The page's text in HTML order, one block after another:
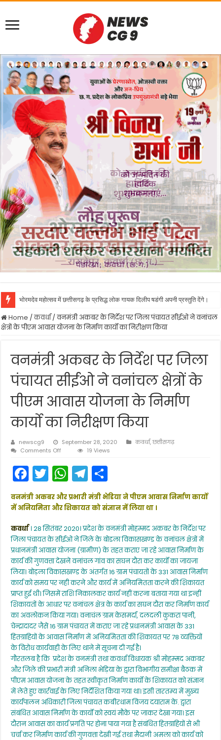
भोरमदेव महोत्सव में छत्तीसगढ़ के प्रसिद्ध लोक गायक दिलीप षडंगी अपनी प्रस्तुति देंगे।
Home /कवर्धा/वनमंत्री अकबर के निर्देश पर जिला पंचायत सीईओ ने वनांचल
क्षेत्रों के पीएम आवास योजना के निर्माण कार्यो का निरीक्षण किया
वनमंत्री अकबर के निर्देश पर जिला
पंचायत सीईओ ने वनांचल क्षेत्रों के
पीएम आवास योजना के निर्माण
कार्यो का निरीक्षण किया
newscg9 September 28, 2020 कवर्धा,छत्तीसगढ़
Comments Off
अकबर
के
निर्देश
पर
जिला
पंचायत
ने
वनांचल
क्षेत्रों
के
पीएम
योजना
के
निर्माण
कार्यो
का
निरीक्षण
किया
19 Views
F
a
c
e
b
o
o
k
T
w
itt
er
W
h
a
ts
A
p
p
T
el
e
gr
a
m
h
ar
e
वनमंत्री अकबर और प्रभारी मंत्री भेडिया ने पीएम आवास निर्माण कार्यो
में अनियमिता और शिकायत को संज्ञान में लिया था ।
कवर्धा। 28 सितंबर 2020। प्रदेश के वनमंत्री मोहम्मद अकबर के निर्देश पर
जिला पंचायत के सीईओ ने जिले के बोडला विकासखण्ड के वनांचल क्षेत्रों में
प्रधानमंत्री आवास योजना (ग्रामीण) के तहत कराए जा रहे आवास निर्माण के
कार्य की गुणवत्ता देखने वनांचल गांव का सघन दौरा कर कार्यों का जायजा
लिया। बोड़ला विकासखण्ड के अंतर्गत 16 ग्राम पंचायतों के 331 आवास निर्माण
कार्य को समय पर नही करने और कार्य में अनियमितता करने की शिकायत
प्राप्त हुई थी। जिसमें राशि निकालकर कार्य नहीं करना बताया गया था इन्हीं
शिकायतों के आधार पर वनांचल क्षेत्र के कार्य का सघन दौरा कर निर्माण कार्य
का अवलोकन किया गया। वनाचंल ग्राम केसमर्दा, दलदली कुकरा पानी,
चेन्द्रादादर जैसे 16 ग्राम पंचायत में कराए जा रहे प्रधानमंत्री आवास के 331
हितग्राहियों के आवास निर्माण में अनियमितता की शिकायत पर 78 व्यक्तियों
के विरोध कार्यवाही के लिए थाने में सूचना दी गई है।
गौरतलब है कि प्रदेश के वनमंत्री तथा कवर्धा विधायक श्री मोहम्मद अकबर
और जिले की प्रभारी मंत्री अनिला भेड़िया के द्वारा विभागीय समीक्षा बैठक में
पीएम आवास योजना के तहत स्वीकृत निर्माण कार्यों के शिकायत को संज्ञान
में लेते हुए कार्रवाई के लिए निर्देशित किया गया था। इसी तारतम्य में मुख्य
कार्यपालन अधिकारी जिला पंचायत कबीरधाम विजय दयाराम के. द्वारा
संबंधित आवास निर्माण के कार्यों को स्वयं मौके पर जाकर देखा गया। इस
दौरान आवास का कार्य प्रगति पर होना पाया गया है संबंधित हितग्राहियों से भी
चर्चा कर निर्माण कार्य की गुणवत्ता देखी गई तथा मैदानी अमला को कार्य को